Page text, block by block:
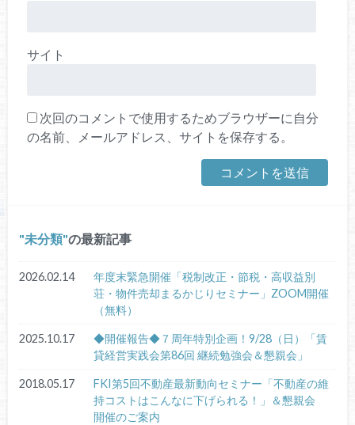
サイト
次回のコメントで使用するためブラウザーに自分
の名前、メールアドレス、サイトを保存する。
未分類 の最新記事
2026.02.14
年度末緊急開催「税制改正・節税・高収益別
荘・物件売却まるかじりセミナー」ZOOM開催
（無料）
2025.10.17
◆開催報告◆７周年特別企画！9/28（日）「賃
貸経営実践会第86回 継続勉強会＆懇親会」
2018.05.17
FKI第5回不動産最新動向セミナー「不動産の維
持コストはこんなに下げられる！」＆懇親会
開催のご案内